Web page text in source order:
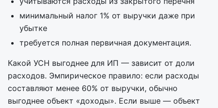
минимальный налог 1% от выручки даже при
убытке
требуется полная первичная документация.
Какой УСН выгоднее для ИП — зависит от доли
расходов. Эмпирическое правило: если расходы
составляют менее 60% от выручки, обычно
выгоднее объект «доходы». Если выше — объект